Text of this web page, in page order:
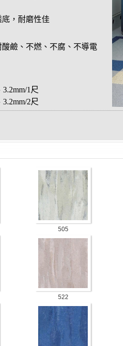
，耐磨性佳
酸鹼、不燃、不腐、不導電
3.2mm/1尺
3.2mm/2尺
505
522